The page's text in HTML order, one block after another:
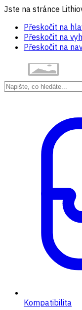
Jste na stránce
Přeskočit na
Přeskočit na
Přeskočit na
Kompatibilita